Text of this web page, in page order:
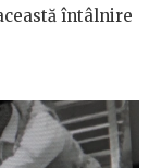
întâlnire